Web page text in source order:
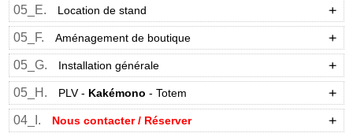
05_E. Location de stand
05_F. Aménagement de boutique
05_G. Installation générale
05_H. PLV - Kakémono- Totem
04_I. Nous contacter / Réserver